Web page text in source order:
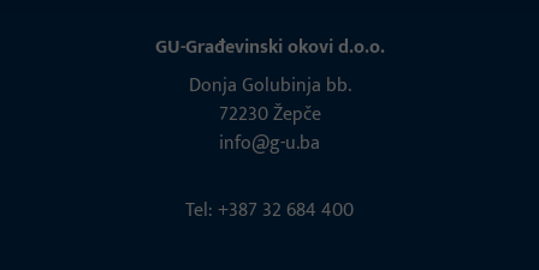
GU-Građevinski okovi d.o.o.
Donja Golubinja bb.
72230 Žepče
info@g-u.ba
Tel: +387 32 684 400